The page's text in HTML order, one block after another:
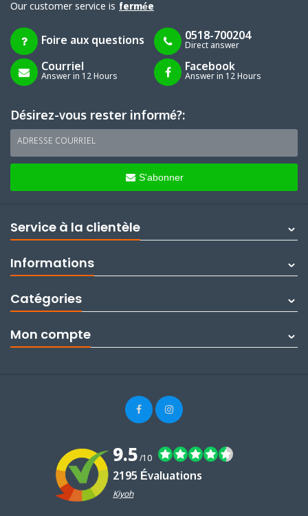
Our customer service is fermée
Foire aux questions 0518-700204
Direct answer
Courriel
Answer in 12 Hours
Facebook
Answer in 12 Hours
Désirez-vous rester informé?:
ADRESSE COURRIEL
S'abonner
Service à la clientèle
Informations
Catégories
Mon compte
9.5/10
2195 Évaluations
Kiyoh